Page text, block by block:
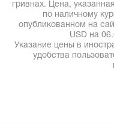
гривнах. Цена,
по наличному
опубликованном на
USD на
Указание цены в
удобства